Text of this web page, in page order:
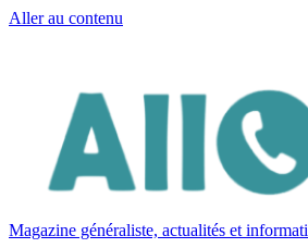
Aller au contenu
Magazine généraliste, actualités et